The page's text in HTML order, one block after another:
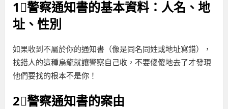
1⃣警察通知書的基本資料：人名、地
址、性別
如果收到不屬於你的通知書（像是同名同姓或地址寫錯），
找錯人的這種烏龍就讓警察自己收，不要傻傻地去了才發現
他們要找的根本不是你！
2⃣警察通知書的案由